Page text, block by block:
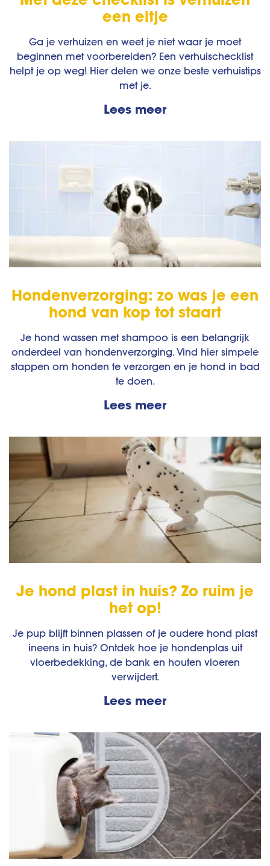
een eitje
Ga je verhuizen en weet je niet waar je moet
beginnen met voorbereiden? Een verhuischecklist
helpt je op weg! Hier delen we onze beste verhuistips
met je.
Lees meer
Hondenverzorging: zo was je een
hond van kop tot staart
Je hond wassen met shampoo is een belangrijk
onderdeel van hondenverzorging. Vind hier simpele
stappen om honden te verzorgen en je hond in bad
te doen.
Lees meer
Je hond plast in huis? Zo ruim je
het op!
Je pup blijft binnen plassen of je oudere hond plast
ineens in huis? Ontdek hoe je hondenplas uit
vloerbedekking, de bank en houten vloeren
verwijdert.
Lees meer